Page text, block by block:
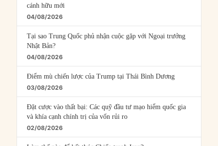
cánh hữu mới
04/08/2026
Tại sao Trung Quốc phủ nhận cuộc gặp với Ngoại trưởng
Nhật Bản?
04/08/2026
Điểm mù chiến lược của Trump tại Thái Bình Dương
03/08/2026
Đặt cược vào thất bại: Các quỹ đầu tư mạo hiểm quốc gia
và khía cạnh chính trị của vốn rủi ro
02/08/2026